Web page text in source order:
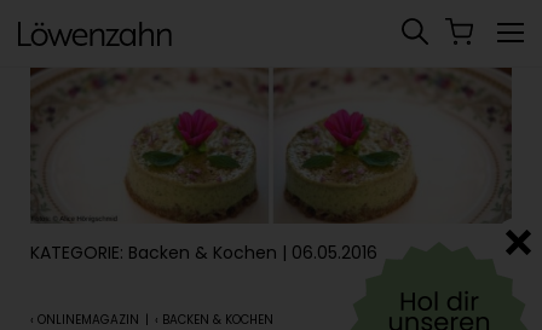
KATEGORIE: Backen & Kochen | 06.05.2016
‹ ONLINEMAGAZIN | ‹ BACKEN & KOCHEN